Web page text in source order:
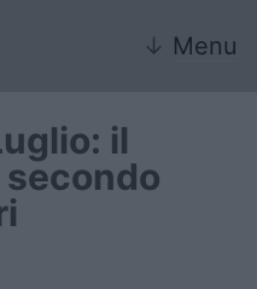
↓ Menu
il
secondo